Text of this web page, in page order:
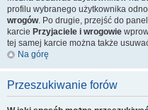
profilu wybranego użytkownika
wrogów. Po drugie, przejść do
karcie Przyjaciele i wrogowie
tej samej karcie można także
Na górę
Przeszukiwanie forów